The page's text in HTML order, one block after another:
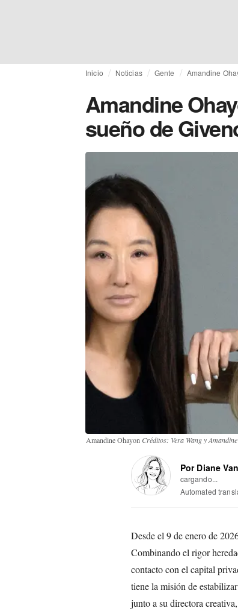
Inicio Noticias Gente Amandine
Amandine
sueño de
Amandine Ohayon Créditos: Vera Wang y
Por Diane
cargando...
Automated
Desde el 9 de enero de
Combinando el rigor
contacto con el capital
tiene la misión de
junto a su directora